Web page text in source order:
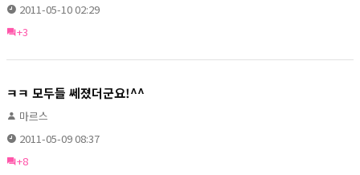
2011-05-10 02:29
+3
ㅋㅋ 모두들 쎄졌더군요!^^
마르스
2011-05-09 08:37
+8